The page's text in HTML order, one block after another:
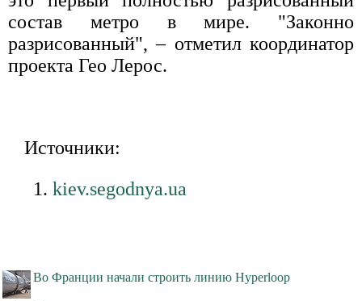
состав метро в мире. "Законно
разрисованный", – отметил координатор
проекта Гео Лерос.
Источники:
kiev.segodnya.ua
Во Франции начали строить линию Hyperloop